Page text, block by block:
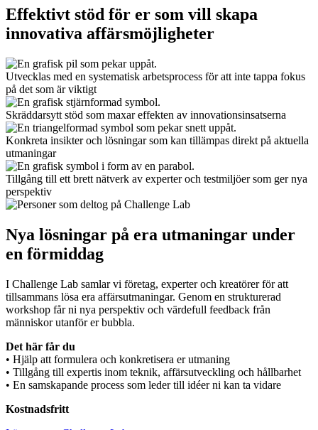
Effektivt stöd för er som vill skapa
innovativa affärsmöjligheter
Utvecklas med en systematisk arbetsprocess för att inte tappa fokus
på det som är viktigt
Skräddarsytt stöd som maxar effekten av innovationsinsatserna
Konkreta insikter och lösningar som kan tillämpas direkt på aktuella
utmaningar
Tillgång till ett brett nätverk av experter och testmiljöer som ger nya
perspektiv
Nya lösningar på era utmaningar under
en förmiddag
I Challenge Lab samlar vi företag, experter och kreatörer för att
tillsammans lösa era affärsutmaningar. Genom en strukturerad
workshop får ni nya perspektiv och värdefull feedback från
människor utanför er bubbla.
Det här får du
• Hjälp att formulera och konkretisera er utmaning
• Tillgång till expertis inom teknik, affärsutveckling och hållbarhet
• En samskapande process som leder till idéer ni kan ta vidare
Kostnadsfritt